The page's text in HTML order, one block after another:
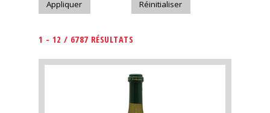
1 - 12 / 6787 RÉSULTATS